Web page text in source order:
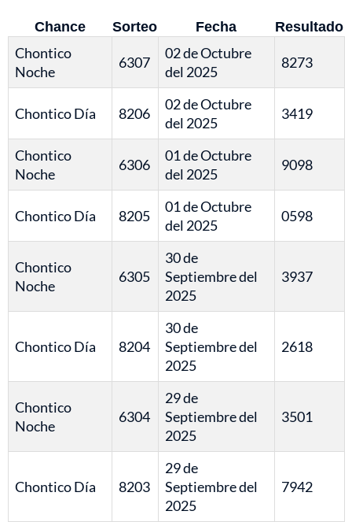
Chance Sorteo Fecha
Resultado
Chontico
Noche
6307
02 de Octubre
del 2025
8273
Chontico Día 8206
02 de Octubre
del 2025
3419
Chontico
Noche
6306
01 de Octubre
del 2025
9098
Chontico Día 8205
01 de Octubre
del 2025
0598
Chontico
Noche
6305
30 de
Septiembre del
2025
3937
Chontico Día 8204
30 de
Septiembre del
2025
2618
Chontico
Noche
6304
29 de
Septiembre del
2025
3501
Chontico Día 8203
29 de
Septiembre del
2025
7942